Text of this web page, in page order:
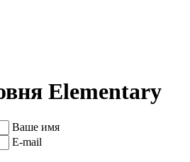
Elementary
Ваше имя
E-mail